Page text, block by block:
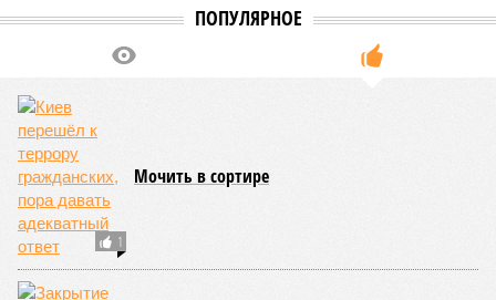
– Довольно вероятным представляется вариант
развития событий, при котором после ухода РЖД
спонсора. Вряд ли Пашинян стал бы провоцировать
РЖД совсем без гарантий. В сущности, это очередной
и привычный уже «слив» России бывшими союзниками.
Потерянные нами сателлиты ищут и обретают
новых хозяев, и никакая благодарность или даже
подаренная от щедрот Российского государства
значительная выгода их в этом не могут остановить.
Юрий Баранчик, политолог